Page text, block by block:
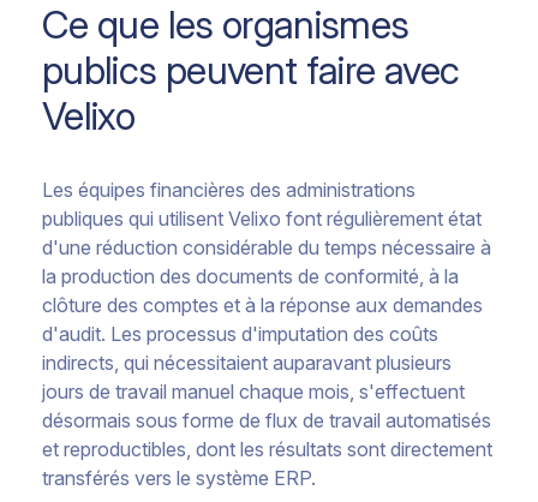
Ce que les organismes
publics peuvent faire avec
Velixo
Les équipes financières des administrations
publiques qui utilisent Velixo font régulièrement état
d'une réduction considérable du temps nécessaire à
la production des documents de conformité, à la
clôture des comptes et à la réponse aux demandes
d'audit. Les processus d'imputation des coûts
indirects, qui nécessitaient auparavant plusieurs
jours de travail manuel chaque mois, s'effectuent
désormais sous forme de flux de travail automatisés
et reproductibles, dont les résultats sont directement
transférés vers le système ERP.